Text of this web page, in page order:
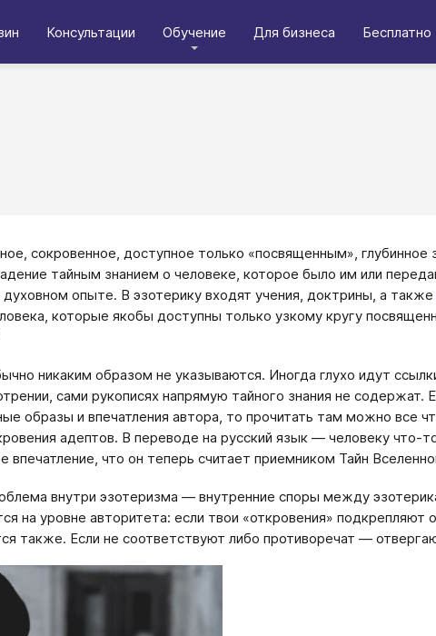
Консультации Обучение Для бизнеса Бесплатно
сокровенное, доступное только «посвященным», глубинное
тайным знанием о человеке, которое было им или
опыте. В эзотерику входят учения, доктрины, а также
которые якобы доступны только узкому кругу
никаким образом не указываются. Иногда глухо идут
сами рукописях напрямую тайного знания не содержат.
образы и впечатления автора, то прочитать там можно все
адептов. В переводе на русский язык — человеку что-
впечатление, что он теперь считает приемником Тайн
внутри эзотеризма — внутренние споры между
на уровне авторитета: если твои «откровения» подкрепляют
также. Если не соответствуют либо противоречат —